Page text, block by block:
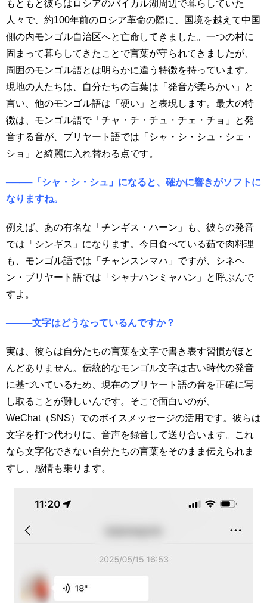
もともと彼らはロシアのバイカル湖周辺で暮らしていた
人々で、約100年前のロシア革命の際に、国境を越えて中国
側の内モンゴル自治区へと亡命してきました。一つの村に
固まって暮らしてきたことで言葉が守られてきましたが、
周囲のモンゴル語とは明らかに違う特徴を持っています。
現地の人たちは、自分たちの言葉は「発音が柔らかい」と
言い、他のモンゴル語は「硬い」と表現します。最大の特
徴は、モンゴル語で「チャ・チ・チュ・チェ・チョ」と発
音する音が、ブリヤート語では「シャ・シ・シュ・シェ・
ショ」と綺麗に入れ替わる点です。
────「シャ・シ・シュ」になると、確かに響きがソフトに
なりますね。
例えば、あの有名な「チンギス・ハーン」も、彼らの発音
では「シンギス」になります。今日食べている茹で肉料理
も、モンゴル語では「チャンスンマハ」ですが、シネヘ
ン・ブリヤート語では「シャナハンミャハン」と呼ぶんで
すよ。
────文字はどうなっているんですか？
実は、彼らは自分たちの言葉を文字で書き表す習慣がほと
んどありません。伝統的なモンゴル文字は古い時代の発音
に基づいているため、現在のブリヤート語の音を正確に写
し取ることが難しいんです。そこで面白いのが、
WeChat（SNS）でのボイスメッセージの活用です。彼らは
文字を打つ代わりに、音声を録音して送り合います。これ
なら文字化できない自分たちの言葉をそのまま伝えられま
すし、感情も乗ります。